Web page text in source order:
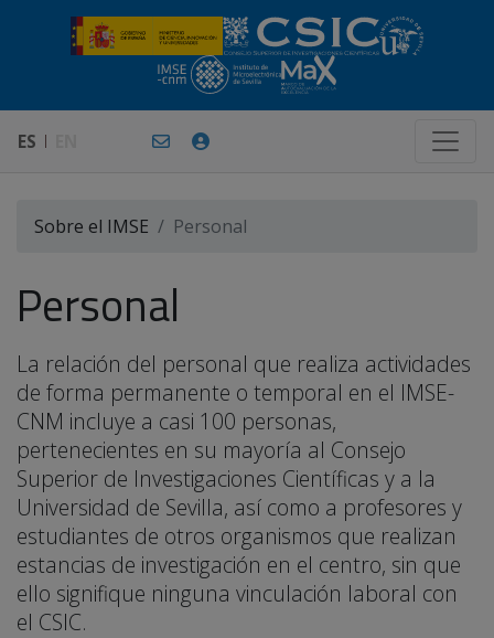
ES
Sobre el IMSE Personal
Personal
La relación del personal que realiza actividades
de forma permanente o temporal en el IMSE-
CNM incluye a casi 100 personas,
pertenecientes en su mayoría al Consejo
Superior de Investigaciones Científicas y a la
Universidad de Sevilla, así como a profesores y
estudiantes de otros organismos que realizan
estancias de investigación en el centro, sin que
ello signifique ninguna vinculación laboral con
el CSIC.